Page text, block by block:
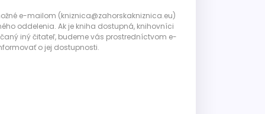
e-mailom (kniznica@zahorskakniznica.eu)
oddelenia. Ak je kniha dostupná, knihovníci
iný čitateľ, budeme vás prostredníctvom e-
o jej dostupnosti.